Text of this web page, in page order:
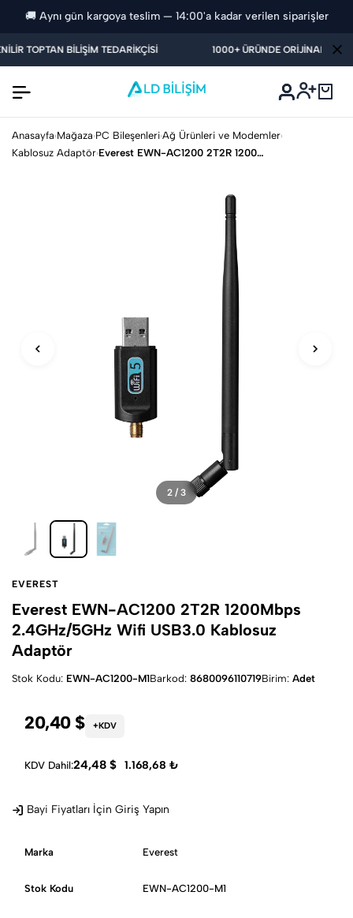
🚚 Aynı gün kargoya teslim — 14:00'a kadar verilen siparişler
TOPTAN BİLİŞİM TEDARİKÇİSİ 1000+ ÜRÜNDE ORİJİNAL
Anasayfa›Mağaza›PC Bileşenleri›Ağ Ürünleri ve Modemler›
Kablosuz Adaptör› Everest EWN-AC1200 2T2R 1200Mbps 2.4GHz/5GHz Wifi USB3.0 Kab
2 / 3
EVEREST
Everest EWN-AC1200 2T2R 1200Mbps
2.4GHz/5GHz Wifi USB3.0 Kablosuz
Adaptör
Stok Kodu: EWN-AC1200-M1Barkod: 8680096110719Birim: Adet
20,40 $ +KDV
KDV Dahil:24,48 $ 1.168,68 ₺
Bayi Fiyatları İçin Giriş Yapın
Marka Everest
Stok Kodu EWN-AC1200-M1